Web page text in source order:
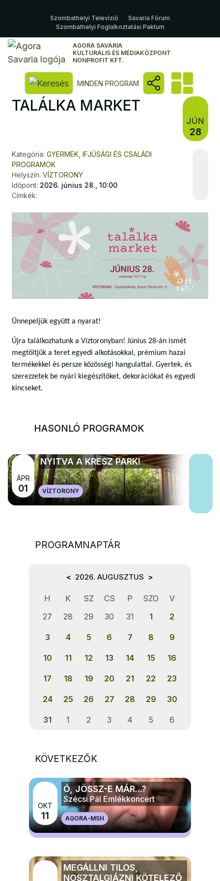
Szombathelyi Televízió
Savaria Fórum
Szombathelyi Foglalkoztatási Paktum
AGORA SAVARIA
KULTURÁLIS ÉS MÉDIAKÖZPONT
NONPROFIT KFT.
Kereső megnyitása
MINDEN PROGRAM
TALÁLKA MARKET
JÚN
28
Kategória: GYERMEK, IFJÚSÁGI ÉS CSALÁDI
PROGRAMOK
Helyszín: VÍZTORONY
Időpont: 2026. június 28., 10:00
Címkék:
Ünnepeljük együtt a nyarat!
Újra találkozhatunk a Víztoronyban! Június 28-án ismét
megtöltjük a teret egyedi alkotásokkal, prémium hazai
termékekkel és persze közösségi hangulattal. Gyertek, és
szerezzetek be nyári kiegészítőket, dekorációkat és egyedi
kincseket.
HASONLÓ PROGRAMOK
ÁPR
01
NYITVA A KRESZ PARK!
VÍZTORONY
PROGRAMNAPTÁR
< 2026. AUGUSZTUS >
H K SZ CS P SZO
V
27
28 29 30 31 1 2
3 4 5 6 7 8 9
10 11 12 13 14 15 16
17 18 19 20 21 22 23
24 25 26 27 28 29 30
31 1 2 3 4 5 6
KÖVETKEZŐK
OKT
11
Ó, JÖSSZ-E MÁR...?
Szécsi Pál Emlékkoncert
AGORA-MSHMÉG TÖBB ZENE
MEGÁLLNI TILOS,
NOSZTALGIÁZNI KÖTELEZŐ